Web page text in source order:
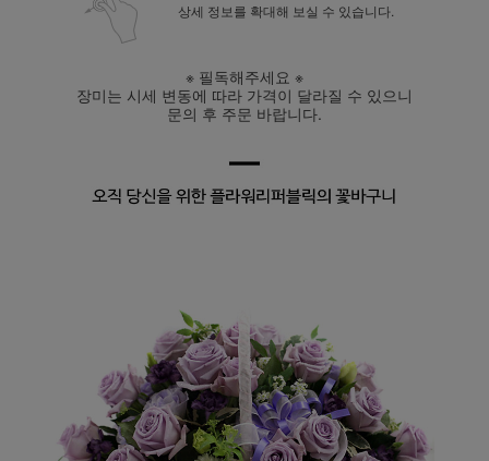
상세 정보를 확대해 보실 수 있습니다.
※ 필독해주세요 ※
장미는 시세 변동에 따라 가격이 달라질 수 있으니
문의 후 주문 바랍니다.